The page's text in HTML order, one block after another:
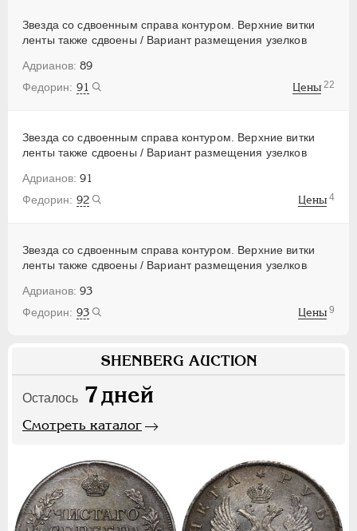
Звезда со сдвоенным справа контуром. Верхние витки
ленты также сдвоены / Вариант размещения узелков
89
91
Цены 22
Звезда со сдвоенным справа контуром. Верхние витки
ленты также сдвоены / Вариант размещения узелков
91
92
Цены 4
Звезда со сдвоенным справа контуром. Верхние витки
ленты также сдвоены / Вариант размещения узелков
93
93
Цены 9
SHENBERG AUCTION
Осталось 7дней
Смотреть каталог